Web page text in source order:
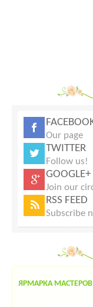
Our page
TWITTER
Follow us!
GOOGLE+
Join our
RSS FEED
Subscribe
ЯРМАРКА МАСТЕРОВ